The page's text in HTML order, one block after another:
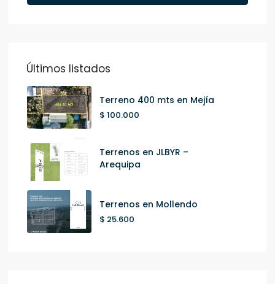
Últimos listados
Terreno 400 mts en Mejía
$ 100.000
Terrenos en JLBYR –
Arequipa
Terrenos en Mollendo
$ 25.600